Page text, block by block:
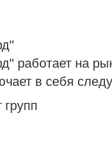
работает на
в себя